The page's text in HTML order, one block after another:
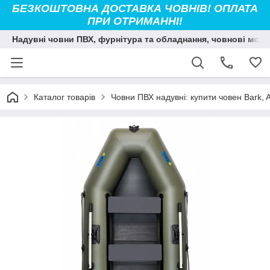
БЕЗКОШТОВНА ДОСТАВКА ЧОВНІВ! ОПЛАТА
ПРИ ОТРИМАННІ!
Надувні човни ПВХ, фурнітура та обладнання, човнові
Каталог товарів Човни ПВХ надувні: купити човен Bark,